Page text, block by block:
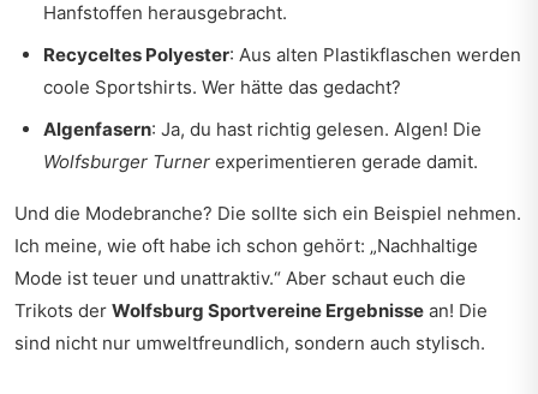
Hanfstoffen herausgebracht.
Recyceltes Polyester: Aus alten Plastikflaschen werden
coole Sportshirts. Wer hätte das gedacht?
Algenfasern: Ja, du hast richtig gelesen. Algen! Die
Wolfsburger Turner experimentieren gerade damit.
Und die Modebranche? Die sollte sich ein Beispiel nehmen.
Ich meine, wie oft habe ich schon gehört: „Nachhaltige
Mode ist teuer und unattraktiv.“ Aber schaut euch die
Trikots der Wolfsburg Sportvereine Ergebnisse an! Die
sind nicht nur umweltfreundlich, sondern auch stylisch.